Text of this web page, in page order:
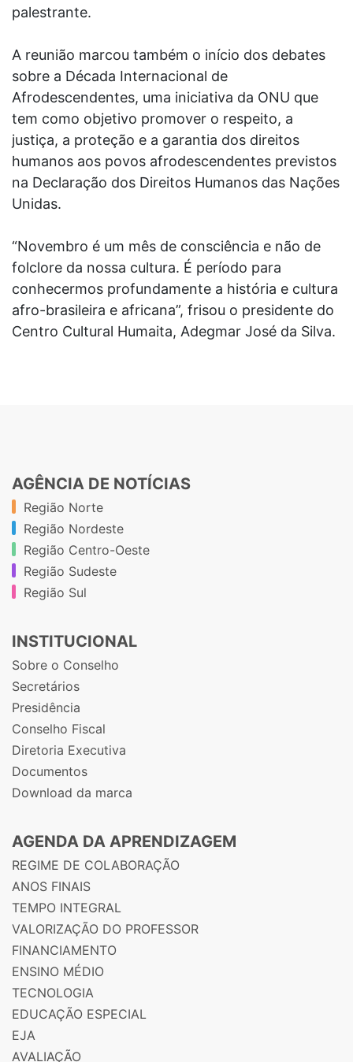
palestrante.
A reunião marcou também o início dos debates
sobre a Década Internacional de
Afrodescendentes, uma iniciativa da ONU que
tem como objetivo promover o respeito, a
justiça, a proteção e a garantia dos direitos
humanos aos povos afrodescendentes previstos
na Declaração dos Direitos Humanos das Nações
Unidas.
“Novembro é um mês de consciência e não de
folclore da nossa cultura. É período para
conhecermos profundamente a história e cultura
afro-brasileira e africana”, frisou o presidente do
Centro Cultural Humaita, Adegmar José da Silva.
AGÊNCIA DE NOTÍCIAS
Região Norte
Região Nordeste
Região Centro-Oeste
Região Sudeste
Região Sul
INSTITUCIONAL
Sobre o Conselho
Secretários
Presidência
Conselho Fiscal
Diretoria Executiva
Documentos
Download da marca
AGENDA DA APRENDIZAGEM
REGIME DE COLABORAÇÃO
ANOS FINAIS
TEMPO INTEGRAL
VALORIZAÇÃO DO PROFESSOR
FINANCIAMENTO
ENSINO MÉDIO
TECNOLOGIA
EDUCAÇÃO ESPECIAL
EJA
AVALIAÇÃO